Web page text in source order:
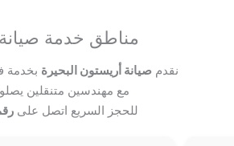
مناطق خدمة
نقدمصيانة أريستون البحيرة بخدمة
مع مهندسين متنقلين
للحجز السريع اتصل على